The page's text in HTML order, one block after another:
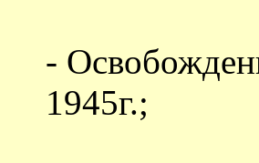
-
1945г.;